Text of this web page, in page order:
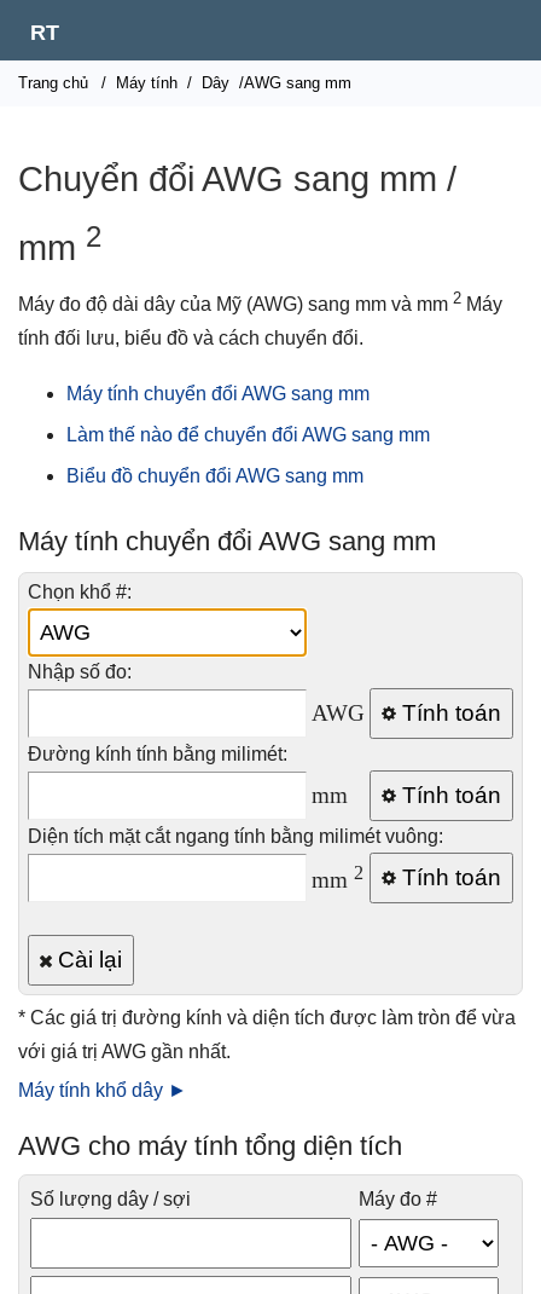
RT
Trang chủ / Máy tính / Dây /AWG sang mm
Chuyển đổi AWG sang mm /
mm 2
Máy đo độ dài dây của Mỹ (AWG) sang mm và mm 2 Máy
tính đối lưu, biểu đồ và cách chuyển đổi.
Máy tính chuyển đổi AWG sang mm
Làm thế nào để chuyển đổi AWG sang mm
Biểu đồ chuyển đổi AWG sang mm
Máy tính chuyển đổi AWG sang mm
Chọn khổ #:
Nhập số đo:
AWG Tính toán
Đường kính tính bằng milimét:
mm Tính toán
Diện tích mặt cắt ngang tính bằng milimét vuông:
mm 2 Tính toán
Cài lại
* Các giá trị đường kính và diện tích được làm tròn để vừa
với giá trị AWG gần nhất.
Máy tính khổ dây ►
AWG cho máy tính tổng diện tích
Số lượng dây / sợi Máy đo #